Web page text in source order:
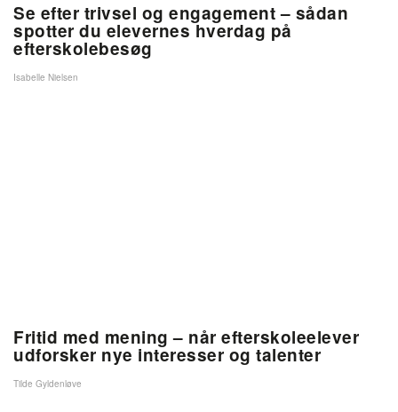
Se efter trivsel og engagement – sådan
spotter du elevernes hverdag på
efterskolebesøg
Isabelle Nielsen
Fritid med mening – når efterskoleelever
udforsker nye interesser og talenter
Tilde Gyldenløve